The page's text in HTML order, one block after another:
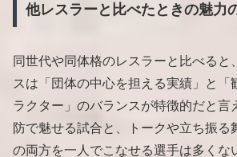
他レスラーと比べたときの魅力
同世代や同体格のレスラーと比べると
スは「団体の中心を担える実績」と「
ラクター」のバランスが特徴的だと言
防で魅せる試合と、トークや立ち振る
の両方を一人でこなせる選手は多くな